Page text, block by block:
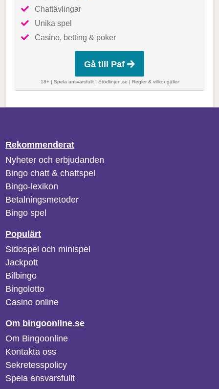
Chattävlingar
Unika spel
Casino, betting & poker
Gå till Paf
18+ | Spela ansvarsfullt | Stödlinjen.se | Regler & villkor gäller
Rekommenderat
Nyheter och erbjudanden
Bingo chatt & chattspel
Bingo-lexikon
Betalningsmetoder
Bingo spel
Populärt
Sidospel och minispel
Jackpott
Bilbingo
Bingolotto
Casino online
Om bingoonline.se
Om Bingoonline
Kontakta oss
Sekretesspolicy
Spela ansvarsfullt